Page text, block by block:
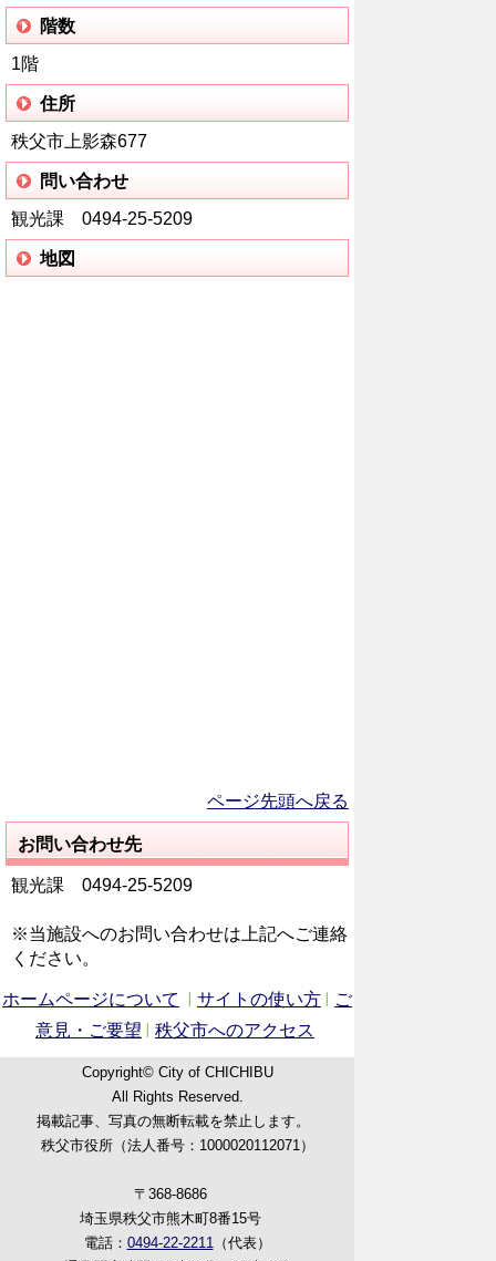
階数
1階
住所
秩父市上影森677
問い合わせ
観光課 0494-25-5209
地図
ページ先頭へ戻る
お問い合わせ先
観光課 0494‐25‐5209
※当施設へのお問い合わせは上記へご連絡
ください。
ホームページについて サイトの使い方
ご
意見・ご要望
秩父市へのアクセス
Copyright© City of CHICHIBU
All Rights Reserved.
掲載記事、写真の無断転載を禁止します。
秩父市役所（法人番号：1000020112071）
〒368-8686
埼玉県秩父市熊木町8番15号
電話： 0494-22-2211（代表）